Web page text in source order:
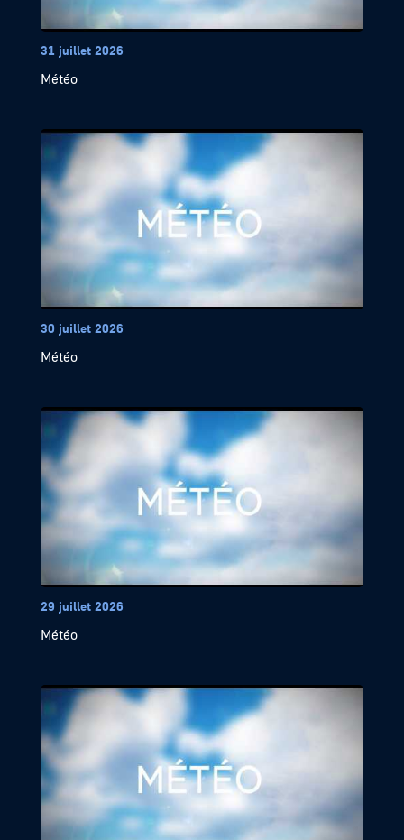
31 juillet 2026
Météo
30 juillet 2026
Météo
29 juillet 2026
Météo